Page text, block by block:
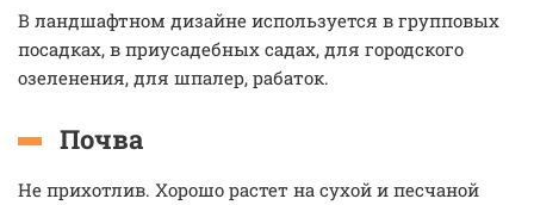
В ландшафтном дизайне используется в групповых
посадках, в приусадебных садах, для городского
озеленения, для шпалер, рабаток.
Почва
Не прихотлив. Хорошо растет на сухой и песчаной